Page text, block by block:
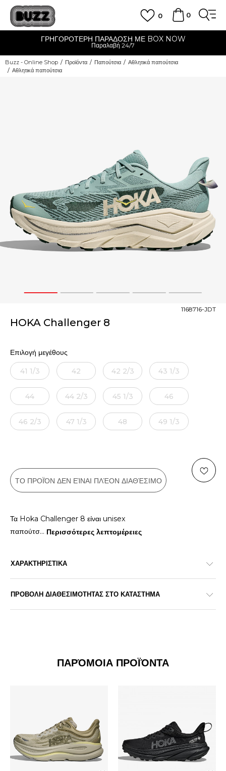
0
0
ΓΡΗΓΟΡΟΤΕΡΗ ΠΑΡΑΔΟΣΗ ΜΕ BOX NOW
Παραλαβή 24/7
Buzz - Online Shop Προϊόντα Παπούτσια
Αθλητικά παπούτσια
Αθλητικά παπούτσια
1 2 3 4 5
HOKA Challenger 8
1168716-JDT
Επιλογή μεγέθους
41 1/3 42 42 2/3 43 1/3
44 44 2/3 45 1/3 46
46 2/3 47 1/3 48 49 1/3
ΤΟ ΠΡΟΪΌΝ ΔΕΝ ΕΊΝΑΙ ΠΛΈΟΝ ΔΙΑΘΈΣΙΜΟ
Τα Hoka Challenger 8 είναι unisex
παπούτσ... Περισσότερες λεπτομέρειες
ΧΑΡΑΚΤΗΡΙΣΤΙΚΑ
ΠΡΟΒΟΛΗ ΔΙΑΘΕΣΙΜΟΤΗΤΑΣ ΣΤΟ ΚΑΤΑΣΤΗΜΑ
ΠΑΡΌΜΟΙΑ ΠΡΟΪΌΝΤΑ